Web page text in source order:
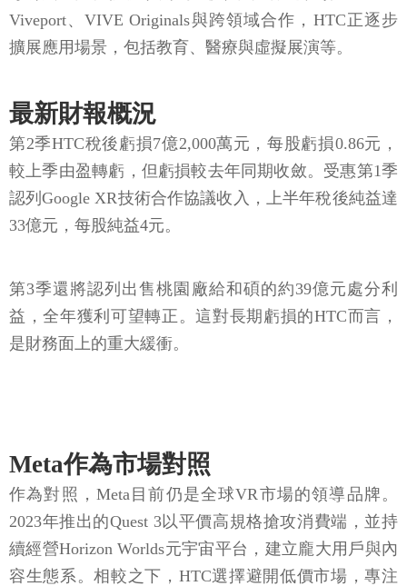
Viveport、VIVE Originals與跨領域合作，HTC正逐步
擴展應用場景，包括教育、醫療與虛擬展演等。
最新財報概況
第2季HTC稅後虧損7億2,000萬元，每股虧損0.86元，
較上季由盈轉虧，但虧損較去年同期收斂。受惠第1季
認列Google XR技術合作協議收入，上半年稅後純益達
33億元，每股純益4元。
第3季還將認列出售桃園廠給和碩的約39億元處分利
益，全年獲利可望轉正。這對長期虧損的HTC而言，
是財務面上的重大緩衝。
Meta作為市場對照
作為對照，Meta目前仍是全球VR市場的領導品牌。
2023年推出的Quest 3以平價高規格搶攻消費端，並持
續經營Horizon Worlds元宇宙平台，建立龐大用戶與內
容生態系。相較之下，HTC選擇避開低價市場，專注